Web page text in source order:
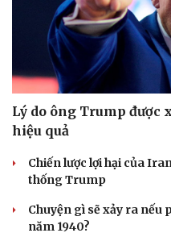
Lý do ông Trump được
hiệu quả
Chiến lược lợi hại của
thống Trump
Chuyện gì sẽ xảy ra nếu
năm 1940?